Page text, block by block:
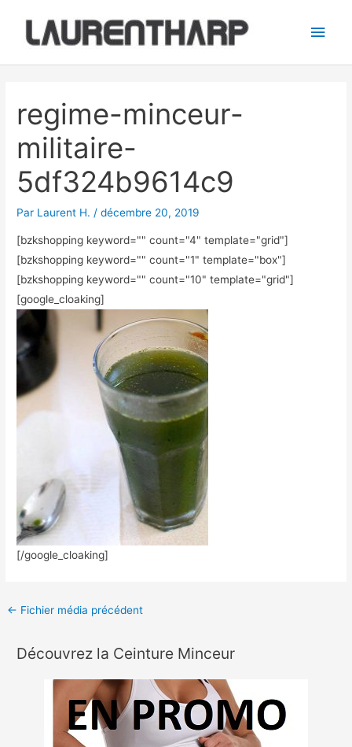
contenu
regime-minceur-
militaire-
5df324b9614c9
Par Laurent H. /décembre 20, 2019
[bzkshopping keyword="" count="4" template="grid"]
[bzkshopping keyword="" count="1" template="box"]
[bzkshopping keyword="" count="10" template="grid"]
[google_cloaking]
[/google_cloaking]
articles
← Fichier média précédent
Découvrez la Ceinture Minceur